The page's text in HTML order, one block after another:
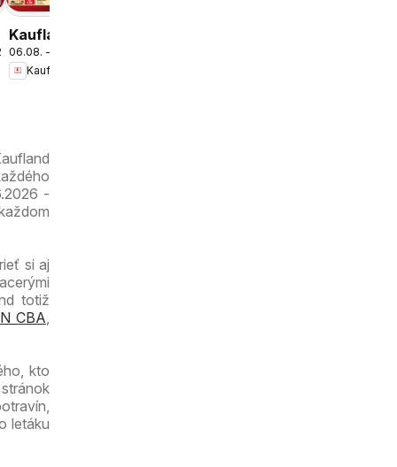
Kaufland
Bratislava-
Petržalka-
06.08. - 12.08.2026
Kaufland
-
si aj
totiž
CBA,
kto
letáku